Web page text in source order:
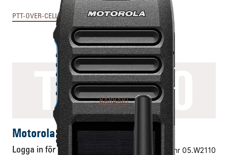
PTT-OVER-CELLULAR & MCX
TLK110
BÄRBART
Motorola TLK110
Logga in för pris Vårt art.nr 05.W2110